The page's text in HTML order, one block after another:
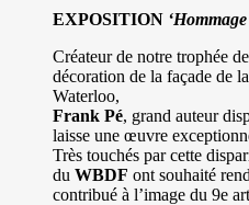
EXPOSITION
Créateur de notre trophée
décoration de la façade de la
Waterloo,
Frank Pé, grand auteur
laisse une œuvre
Très touchés par cette
du WBDF ont souhaité
contribué à l’image du 9e